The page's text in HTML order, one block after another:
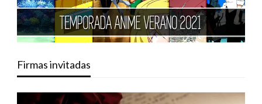
Firmas invitadas